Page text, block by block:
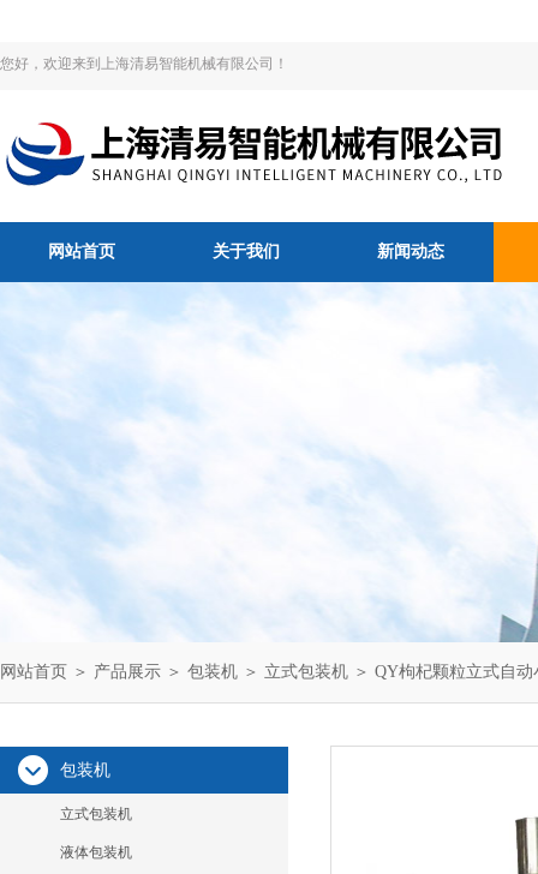
您好，欢迎来到上海清易智能机械有限公司！
网站首页 关于我们 新闻动态
网站首页 ＞ 产品展示 ＞ 包装机 ＞ 立式包装机 ＞ QY枸杞颗粒立式自
包装机
立式包装机
液体包装机